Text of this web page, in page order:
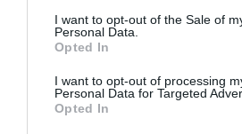
consent section.
I want to opt-out of the Sale of
Personal Data.
Opted In
I want to opt-out of processing
Personal Data for Targeted
Opted In
A cselekmény évekkel a
Wheelerés a többi főszereplő
Down világát. A darab leírása